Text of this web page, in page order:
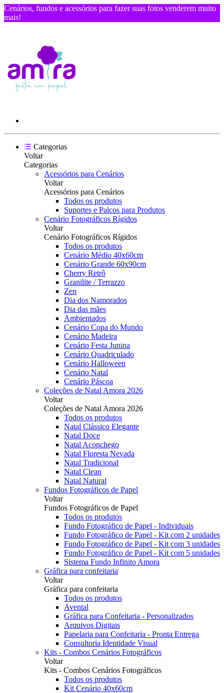
Cenários, fundos e acessórios para fazer suas fotos venderem muito
mais!
Categorias
Voltar
Categorias
Acessórios para Cenários
Voltar
Acessórios para Cenários
Todos os produtos
Suportes e Palcos para Produtos
Cenário Fotográficos Rígidos
Voltar
Cenário Fotográficos Rígidos
Todos os produtos
Cenário Médio 40x60cm
Cenário Grande 60x90cm
Cherry Retrô
Granilite / Terrazzo
Zen
Dia dos Namorados
Dia das mães
Ambientados
Cenário Copa do Mundo
Cenário Madeira
Cenário Festa Junina
Cenário Quadriculado
Cenário Halloween
Cenário Natal
Cenário Páscoa
Coleções de Natal Amora 2026
Voltar
Coleções de Natal Amora 2026
Todos os produtos
Natal Clássico Elegante
Natal Doce
Natal Aconchego
Natal Floresta Nevada
Natal Tradicional
Natal Clean
Natal Natural
Fundos Fotográficos de Papel
Voltar
Fundos Fotográficos de Papel
Todos os produtos
Fundo Fotográfico de Papel - Individuais
Fundo Fotográfico de Papel - Kit com 2 unidades
Fundo Fotográfico de Papel - Kit com 3 unidades
Fundo Fotográfico de Papel - Kit com 5 unidades
Sistema Fundo Infinito Amora
Gráfica para confeitaria
Voltar
Gráfica para confeitaria
Todos os produtos
Avental
Gráfica para Confeitaria - Personalizados
Arquivos Digitais
Papelaria para Confeitaria - Pronta Entrega
Consultoria Identidade Visual
Kits - Combos Cenários Fotográficos
Voltar
Kits - Combos Cenários Fotográficos
Todos os produtos
Kit Cenário 40x60cm